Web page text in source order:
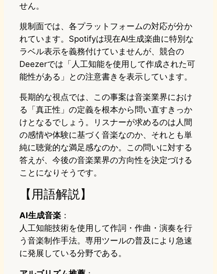
せん。
規制面では、各プラットフォームの対応が分か
れています。Spotifyは現在AI生成楽曲に特別な
ラベル表示を義務付けていませんが、競合の
Deezerでは「人工知能を使用して作成された可
能性がある」との注意書きを表示しています。
長期的な視点では、この事案は音楽業界におけ
る「真正性」の定義を根本から問い直すきっか
けとなるでしょう。リスナーが求めるのは人間
の感情や体験に基づく音楽なのか、それとも単
純に聴覚的な満足感なのか。この問いに対する
答えが、今後の音楽業界の方向性を決定づける
ことになりそうです。
【用語解説】
AI生成音楽 ：
人工知能技術を使用して作詞・作曲・演奏を行
う音楽制作手法。専用ツールの普及により急速
に発展している分野である。